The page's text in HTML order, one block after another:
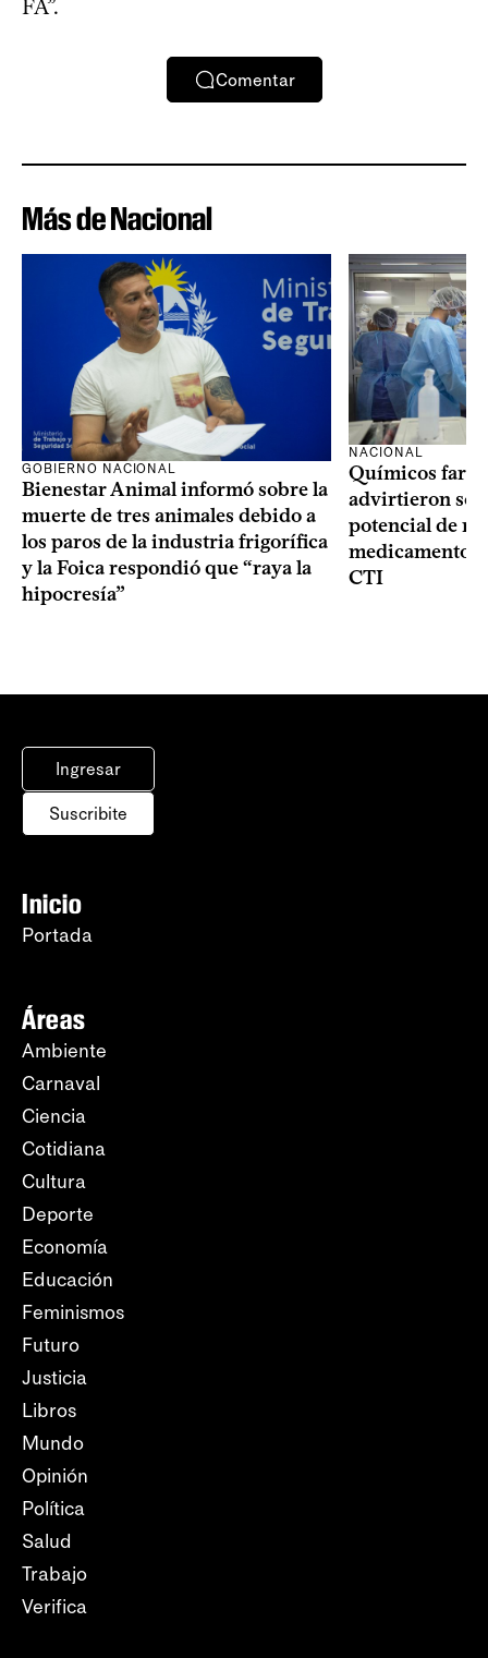
FA”.
Comentar
Más de Nacional
GOBIERNO NACIONAL
Bienestar Animal informó sobre la
muerte de tres animales debido a
los paros de la industria frigorífica
y la Foica respondió que “raya la
hipocresía”
NACIONAL
Químicos
advirtieron
potencial de
medicamentos
CTI
Ingresar
Suscribite
Inicio
Portada
Áreas
Ambiente
Carnaval
Ciencia
Cotidiana
Cultura
Deporte
Economía
Educación
Feminismos
Futuro
Justicia
Libros
Mundo
Opinión
Política
Salud
Trabajo
Verifica